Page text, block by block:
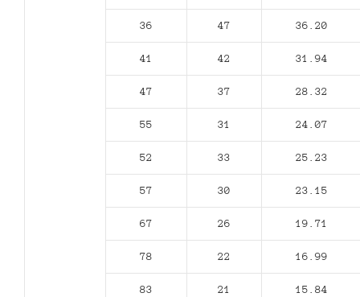
36 47 36.20
41 42 31.94
47 37 28.32
55 31 24.07
52 33 25.23
57 30 23.15
67 26 19.71
78 22 16.99
83 21 15.84